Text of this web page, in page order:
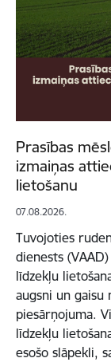
Prasības
izmaiņas
lietošanu
07.08.2026.
Tuvojoties
dienests
līdzekļu
augsni un gaisu
piesārņojuma.
līdzekļu
esošo slāpekli,